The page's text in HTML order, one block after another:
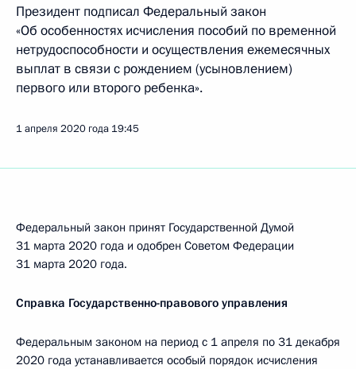
Президент подписал Федеральный закон
«Об особенностях исчисления пособий по временной
нетрудоспособности и осуществления ежемесячных
выплат в связи с рождением (усыновлением)
первого или второго ребенка».
1 апреля 2020 года 19:45
Федеральный закон принят Государственной Думой
31 марта 2020 года и одобрен Советом Федерации
31 марта 2020 года.
Справка Государственно-правового управления
Федеральным законом на период с 1 апреля по 31 декабря
2020 года устанавливается особый порядок исчисления